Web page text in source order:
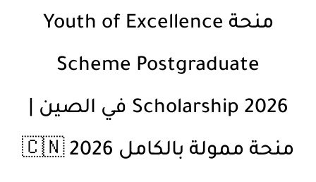
منحة Youth of Excellence
Scheme Postgraduate
Scholarship 2026 في الصين |
منحة ممولة بالكامل 2026 🇨🇳